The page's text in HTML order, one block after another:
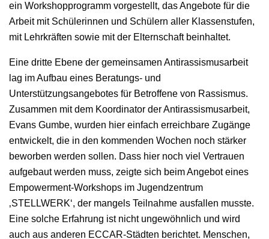
ein Workshopprogramm vorgestellt, das Angebote für die
Arbeit mit Schülerinnen und Schülern aller Klassenstufen,
mit Lehrkräften sowie mit der Elternschaft beinhaltet.
Eine dritte Ebene der gemeinsamen Antirassismusarbeit
lag im Aufbau eines Beratungs- und
Unterstützungsangebotes für Betroffene von Rassismus.
Zusammen mit dem Koordinator der Antirassismusarbeit,
Evans Gumbe, wurden hier einfach erreichbare Zugänge
entwickelt, die in den kommenden Wochen noch stärker
beworben werden sollen. Dass hier noch viel Vertrauen
aufgebaut werden muss, zeigte sich beim Angebot eines
Empowerment-Workshops im Jugendzentrum
‚STELLWERK‘, der mangels Teilnahme ausfallen musste.
Eine solche Erfahrung ist nicht ungewöhnlich und wird
auch aus anderen ECCAR-Städten berichtet. Menschen,